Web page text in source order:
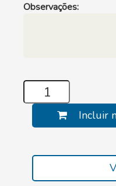
Observações:
Incluir